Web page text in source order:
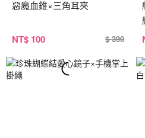
惡魔血錐×三角耳夾
NT$ 100 $ 390